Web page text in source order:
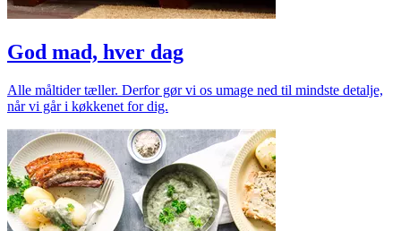
God mad, hver dag
Alle måltider tæller. Derfor gør vi os umage ned til mindste detalje,
når vi går i køkkenet for dig.